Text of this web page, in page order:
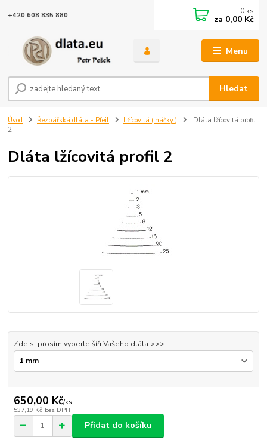
Menu
Hledat
+420 608 835 880 0 ks
za 0,00 Kč
Úvod Řezbářská dláta - Pfeil Lžícovitá ( háčky )
Dláta lžícovitá profil
2
Dláta lžícovitá profil 2
Zde si prosím vyberte šíři Vašeho dláta >>>
650,00 Kč/ks
537,19 Kč bez DPH
Přidat do košíku